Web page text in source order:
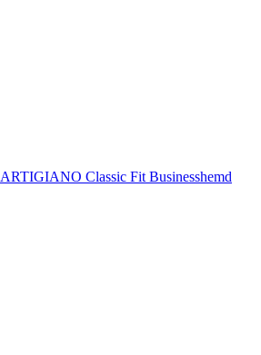
ARTIGIANO Classic Fit Businesshemd